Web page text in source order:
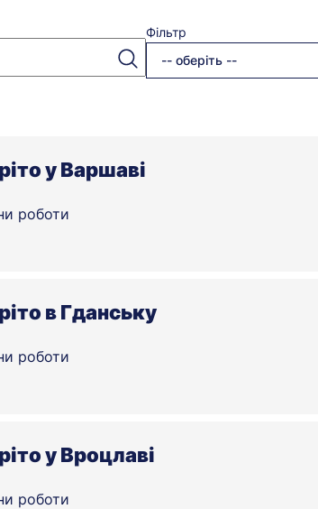
Фільтр
-- оберіть --
у Варшаві
роботи
в Гданську
роботи
у Вроцлаві
роботи